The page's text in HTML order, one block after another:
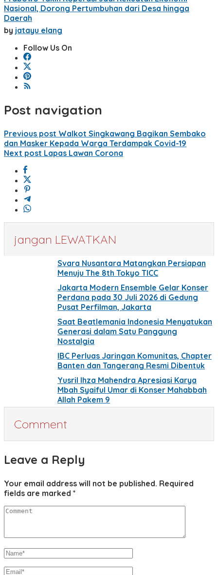
Nasional, Dorong Pertumbuhan dari Desa hingga
Daerah
by jatayu elang
Follow Us On
Post navigation
Previous post Walkot Singkawang Bagikan Sembako
dan Masker Kepada Warga Terdampak Covid-19
Next post Lapas Lawan Corona
jangan LEWATKAN
Svara Nusantara Matangkan Persiapan
Menuju The 8th Tokyo TICC
Jakarta Modern Ensemble Gelar Konser
Perdana pada 30 Juli 2026 di Gedung
Pusat Perfilman, Jakarta
Saat Beatlemania Indonesia Menyatukan
Generasi dalam Satu Panggung
Nostalgia
IBC Perluas Jaringan Komunitas, Chapter
Banten dan Tangerang Resmi Dibentuk
Yusril Ihza Mahendra Apresiasi Karya
Mbah Syaiful Umar di Konser Mahabbah
Allah Pakem 9
Comment
Leave a Reply
Your email address will not be published. Required
fields are marked *